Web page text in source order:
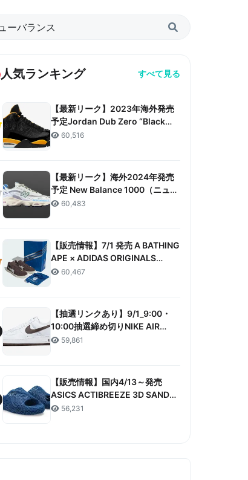
人気ランキング すべて見る
【最新リーク】2023年海外発売
予定Jordan Dub Zero “Black
Taxi”リーク情報まとめ
60,516
【最新リーク】海外2024年発売
予定 New Balance 1000（ニュー
バランス 1000）リーク情報まと
60,483
【販売情報】7/1 発売 A BATHING
APE × ADIDAS ORIGINALS
CAMPUS 80S “30TH
60,467
【抽選リンクあり】9/1_9:00・
10:00抽選締め切りNIKE AIR
FORCE 1 LOW RETRO COLOR
59,861
【販売情報】国内4/13～発売
ASICS ACTIBREEZE 3D SANDAL
“MAKO BLUE” 販売/定価/店舗ま
56,231